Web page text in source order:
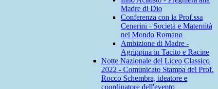
Madre di Dio
Conferenza con la Prof.ssa
Cenerini - Società e Maternità
nel Mondo Romano
Ambizione di Madre -
Agrippina in Tacito e Racine
Notte Nazionale del Liceo Classico
2022 - Comunicato Stampa del Prof.
Rocco Schembra, ideatore e
coordinatore dell'evento